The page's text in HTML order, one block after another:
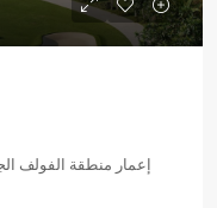
إعمار منطقة الفولف